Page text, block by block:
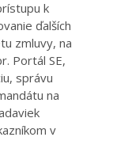
k
ďalších
zmluvy, na
Portál SE,
správu
na
v